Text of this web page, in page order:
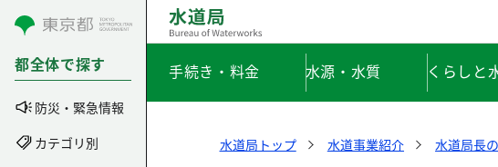
コンテンツにスキップ
都全体で探す
防災・緊急情報
カテゴリ別
手続き・料金 水源・水質 くらしと
水道局トップ 水道事業紹介 水道局長